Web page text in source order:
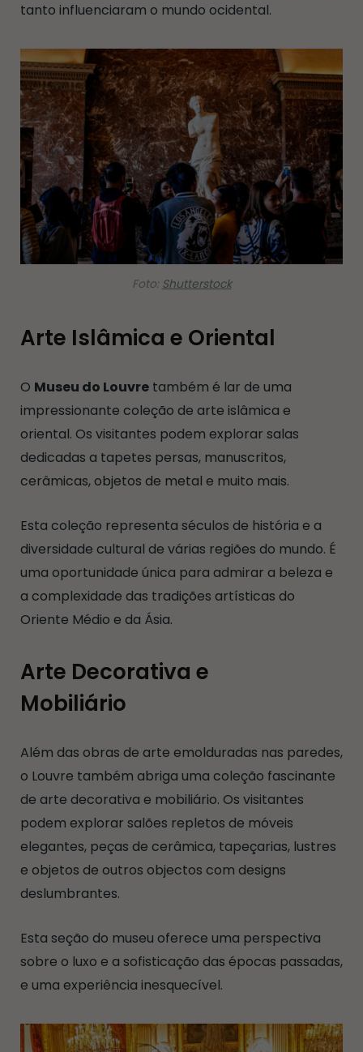
tanto influenciaram o mundo ocidental.
Foto: Shutterstock
Arte Islâmica e Oriental
O Museu do Louvre também é lar de uma
impressionante coleção de arte islâmica e
oriental. Os visitantes podem explorar salas
dedicadas a tapetes persas, manuscritos,
cerâmicas, objetos de metal e muito mais.
Esta coleção representa séculos de história e a
diversidade cultural de várias regiões do mundo. É
uma oportunidade única para admirar a beleza e
a complexidade das tradições artísticas do
Oriente Médio e da Ásia.
Arte Decorativa e
Mobiliário
Além das obras de arte emolduradas nas paredes,
o Louvre também abriga uma coleção fascinante
de arte decorativa e mobiliário. Os visitantes
podem explorar salões repletos de móveis
elegantes, peças de cerâmica, tapeçarias, lustres
e objetos de outros objectos com designs
deslumbrantes.
Esta seção do museu oferece uma perspectiva
sobre o luxo e a sofisticação das épocas passadas,
e uma experiência inesquecível.